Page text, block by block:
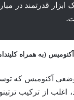
ابزار قدرتمند در
(به همراه
آکنومیس که
اغلب از ترکیب